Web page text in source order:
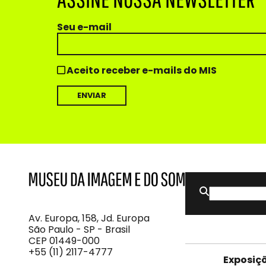
Seu e-mail
Aceito receber e-mails do MIS
Imagem
e
do
Som
Av. Europa, 158, Jd. Europa
São Paulo - SP - Brasil
CEP 01449-000
+55 (11) 2117-4777
Buscar
por: